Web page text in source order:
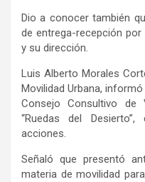
Dio a conocer también
de entrega-recepción
y su dirección.
Luis Alberto Morales
Movilidad Urbana, informó
Consejo Consultivo
“Ruedas del Desierto”,
acciones.
Señaló que presentó
materia de movilidad para